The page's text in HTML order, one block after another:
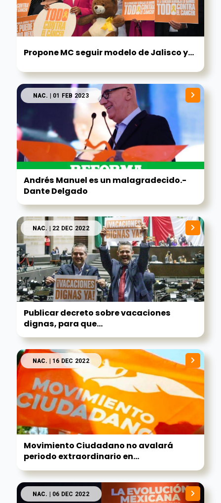
Propone MC seguir modelo de Jalisco y...
NAC. | 01 FEB 2023
Andrés Manuel es un malagradecido.-
Dante Delgado
NAC. | 22 DEC 2022
Publicar decreto sobre vacaciones
dignas, para que...
NAC. | 16 DEC 2022
Movimiento Ciudadano no avalará
periodo extraordinario en...
NAC. | 06 DEC 2022